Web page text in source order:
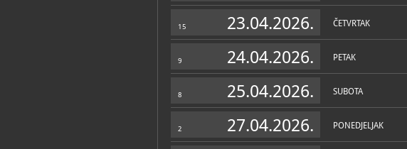
15 23.04.2026. ČETVRTAK
9 24.04.2026. PETAK
8 25.04.2026. SUBOTA
2 27.04.2026. PONEDJELJAK